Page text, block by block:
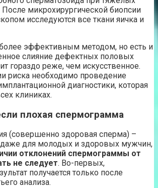
После микрохирургической биопсии
исследуются все ткани яичка и
эффективным методом, но есть и
слияние дефектных половых
гораздо реже, чем искусственное.
риска необходимо проведение
диагностики, которая
клиниках.
плохая спермограмма
(совершенно здоровая сперма) –
для молодых и здоровых мужчин,
отклонений спермограммы от
не следует. Во-первых,
получается только после
анализа.